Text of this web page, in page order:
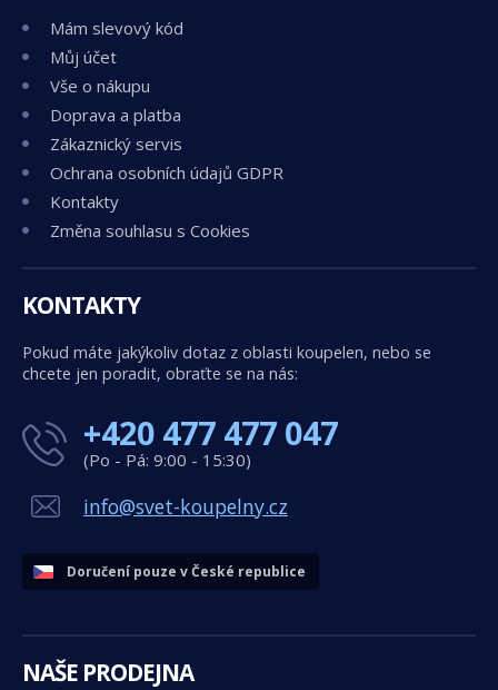
Mám slevový kód
Můj účet
Vše o nákupu
Doprava a platba
Zákaznický servis
Ochrana osobních údajů GDPR
Kontakty
Změna souhlasu s Cookies
KONTAKTY
Pokud máte jakýkoliv dotaz z oblasti koupelen, nebo se
chcete jen poradit, obraťte se na nás:
+420 477 477 047
(Po - Pá: 9:00 - 15:30)
info@svet-koupelny.cz
Doručení pouze v České republice
NAŠE PRODEJNA